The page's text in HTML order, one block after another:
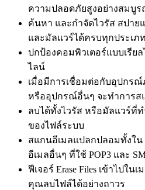
ความปลอดภัยสูงอย่างสมบู
ค้นหา และกำจัดไวรัส สปายแ
และมัลแวร์ได้ครบทุกประเภท
ปกป้องคอมพิวเตอร์แบบเรี
ไลน์
เมื่อมีการเชื่อมต่อกับอุปกร
หรืออุปกรณ์อื่นๆ จะทำการ
ลบได้ทั้งไวรัส หรือมัลแวร์ที่
ของไฟล์ระบบ
สแกนอีเมลแปลกปลอมทั้งใน
อีเมลอื่นๆ ที่ใช้ POP3 และ
ฟีเจอร์ Erase Files เข้าไปใ
คุณลบไฟล์ได้อย่างถาวร